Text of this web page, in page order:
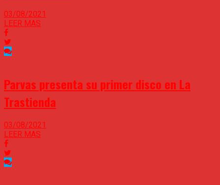
03/08/2021
LEER MAS
Parvas presenta su primer disco en La
Trastienda
03/08/2021
LEER MAS